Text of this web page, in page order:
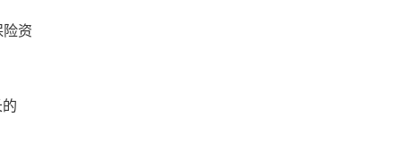
资